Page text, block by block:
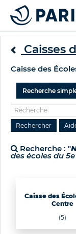
Caisses
Caisse des
Recherche
Recherche : "
des écoles du
Caisse des
Centre
(5)